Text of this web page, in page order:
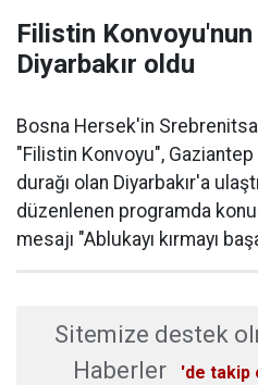
Filistin
Diyarbakır oldu
Bosna Hersek'in
"Filistin Konvoyu",
durağı olan Diyarbakır'a
düzenlenen programda
mesajı "Ablukayı kırmayı
Sitemize destek
Haberler
'de takip